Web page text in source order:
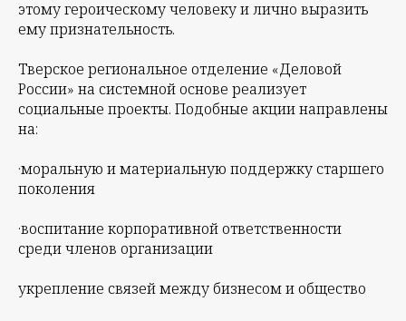
этому героическому человеку и лично выразить
ему признательность.
Тверское региональное отделение «Деловой
России» на системной основе реализует
социальные проекты. Подобные акции направлены
на:
·моральную и материальную поддержку старшего
поколения
·воспитание корпоративной ответственности
среди членов организации
укрепление связей между бизнесом и общество